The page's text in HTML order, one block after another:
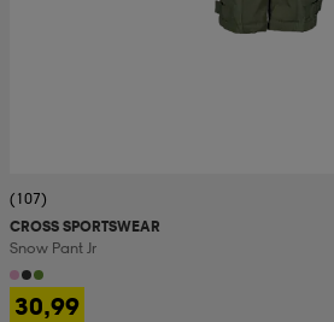
(107)
CROSS SPORTSWEAR
Snow Pant Jr
30,99